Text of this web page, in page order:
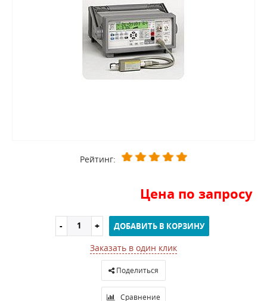
Рейтинг:
Цена по запросу
ДОБАВИТЬ В КОРЗИНУ
Заказать в один клик
Поделиться
Сравнение